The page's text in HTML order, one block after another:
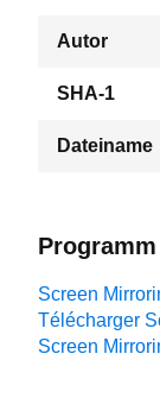
Autor
SHA-1
Dateiname
Screen
Télécharger
Screen